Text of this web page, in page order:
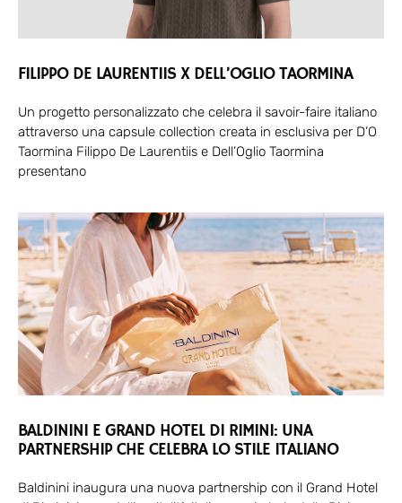
FILIPPO DE LAURENTIIS X DELL’OGLIO TAORMINA
Un progetto personalizzato che celebra il savoir-faire italiano
attraverso una capsule collection creata in esclusiva per D’O
Taormina Filippo De Laurentiis e Dell’Oglio Taormina
presentano
BALDININI E GRAND HOTEL DI RIMINI: UNA
PARTNERSHIP CHE CELEBRA LO STILE ITALIANO
Baldinini inaugura una nuova partnership con il Grand Hotel